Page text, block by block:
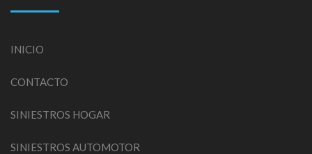
INICIO
CONTACTO
SINIESTROS HOGAR
SINIESTROS AUTOMOTOR